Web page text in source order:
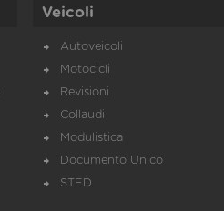
Veicoli
Autoveicoli
Motocicli
Revisioni
Collaudi
Modulistica
Documento Unico
STED